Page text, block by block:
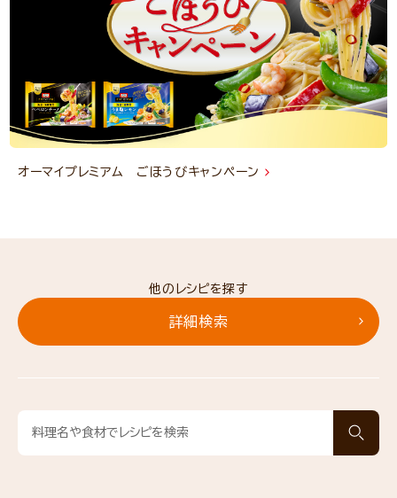
オーマイプレミアム ごほうびキャンペーン
他のレシピを探す
詳細検索